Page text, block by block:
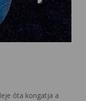
óta kongatja a